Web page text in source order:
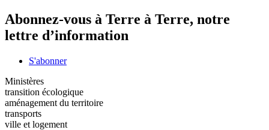
Abonnez-vous à Terre à Terre, notre
lettre d’information
S'abonner
Ministères
transition écologique
aménagement du territoire
transports
ville et logement